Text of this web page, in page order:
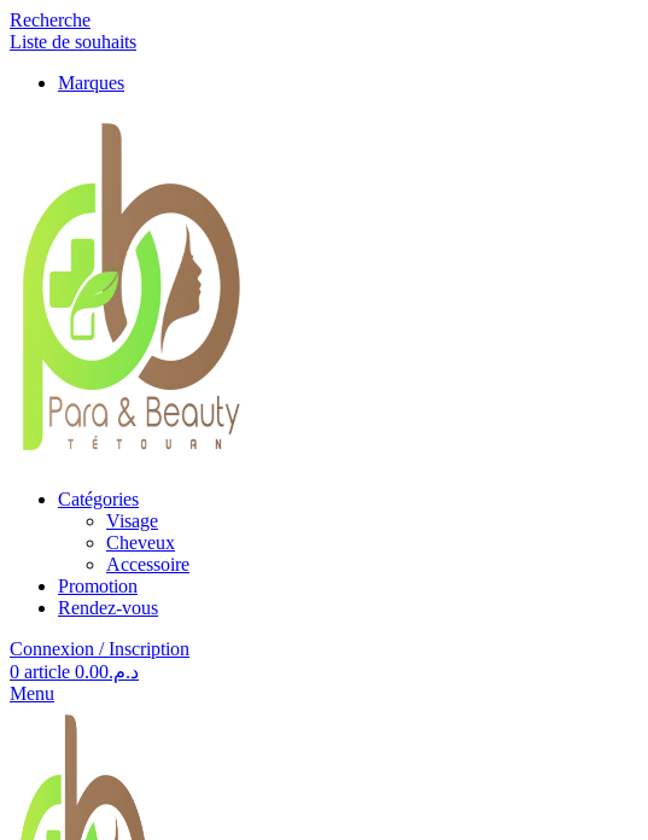
Recherche
Liste de souhaits
Marques
Catégories
Visage
Cheveux
Accessoire
Promotion
Rendez-vous
Connexion / Inscription
0 article د.م.0.00
Menu